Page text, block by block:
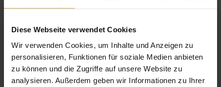
Diese Webseite verwendet Cookies
Wir verwenden Cookies, um Inhalte und Anzeigen zu
personalisieren, Funktionen für soziale Medien anbieten
zu können und die Zugriffe auf unsere Website zu
analysieren. Außerdem geben wir Informationen zu Ihrer
MÖGLICHKEITEN.
IMAGE